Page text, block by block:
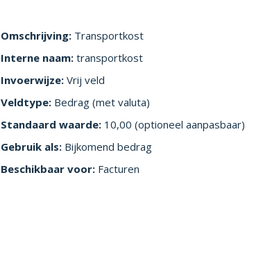
Omschrijving: Transportkost
Interne naam: transportkost
Invoerwijze: Vrij veld
Veldtype: Bedrag (met valuta)
Standaard waarde: 10,00 (optioneel aanpasbaar)
Gebruik als: Bijkomend bedrag
Beschikbaar voor: Facturen